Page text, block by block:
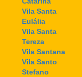
Vila Santa
Eulália
Vila Santa
Tereza
Vila Santana
Vila Santo
Stefano